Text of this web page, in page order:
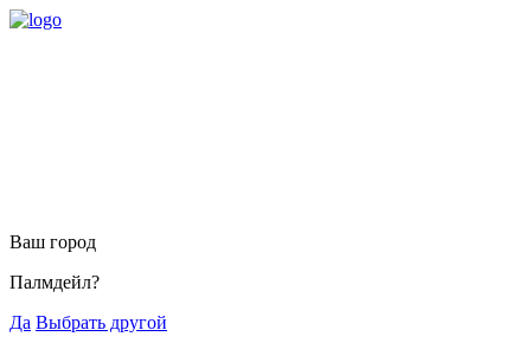
Ваш город
Палмдейл?
Да Выбрать другой